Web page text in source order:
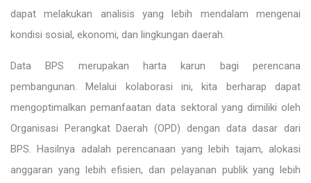
dapat melakukan analisis yang lebih mendalam mengenai
kondisi sosial, ekonomi, dan lingkungan daerah.
Data BPS merupakan harta karun bagi perencana
pembangunan. Melalui kolaborasi ini, kita berharap dapat
mengoptimalkan pemanfaatan data sektoral yang dimiliki oleh
Organisasi Perangkat Daerah (OPD) dengan data dasar dari
BPS. Hasilnya adalah perencanaan yang lebih tajam, alokasi
anggaran yang lebih efisien, dan pelayanan publik yang lebih